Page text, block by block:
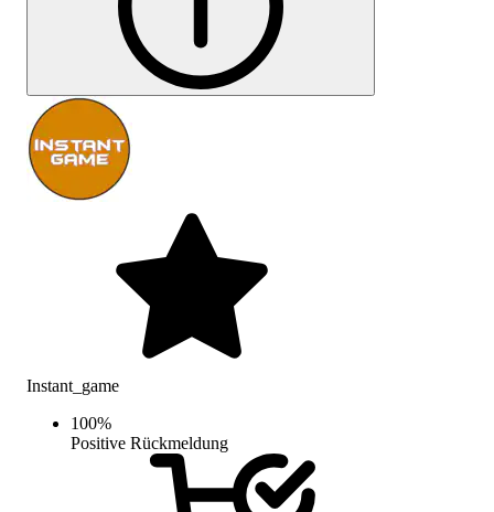
Instant_game
100%
Positive Rückmeldung